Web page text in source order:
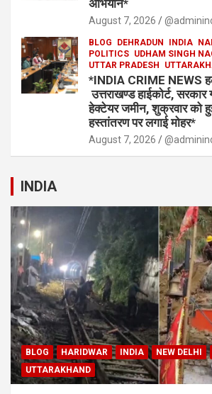
अभियान*
August 7, 2026
BLOG DEHRADUN INDIA
POLITICS UDHAM SINGH
UTTAR PRADESH
*INDIA CRIME NEWS
उत्तराखण्ड हाईकोर्ट, सरकार
हेक्टेयर जमीन, शुक्रवार को
हस्तांतरण पर लगाई मोहर*
August 7, 2026
INDIA
BLOG HARIDWAR INDIA NEW DELHI
UTTARAKHAND